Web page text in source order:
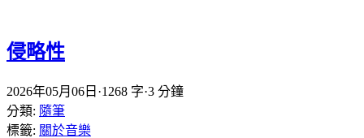
侵略性
2026年05月06日 ·1268 字·3 分鐘
分類: 隨筆
標籤: 關於音樂